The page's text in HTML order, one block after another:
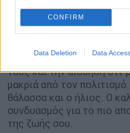
CONFIRM
Data Deletion Data
Για να μην αγχώνεστε, αν
που θα πάτε στους
θα βρείτε. Υπάρχει το
της παραλίας και πιο
ένα κομμάτι για όσους
τους και την αίσθηση ότι
μακριά από τον
θάλασσα και ο ήλιος. Ο
συνδυασμός για το πιο
της ζωής σου.